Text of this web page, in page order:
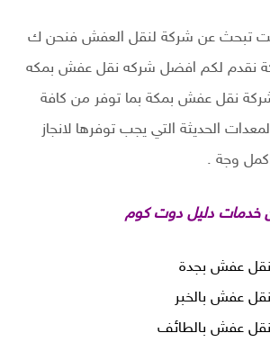
تبحث عن شركة لنقل العفش فنحن ك
نقدم لكم افضل شركه نقل عفش بمكه
نقل عفش بمكة بما توفر من كافة
الحديثة التي يجب توفرها لانجاز
وجة .
خدمات دليل دوت كوم
عفش بجدة
عفش بالخبر
عفش بالطائف